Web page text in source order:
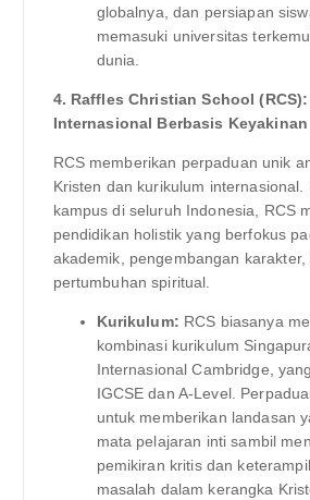
globalnya, dan persiapan
memasuki universitas
dunia.
4. Raffles Christian School
Internasional Berbasis Keyakinan
RCS memberikan perpaduan unik
Kristen dan kurikulum internasional.
kampus di seluruh Indonesia, RCS
pendidikan holistik yang berfokus
akademik, pengembangan karakter,
pertumbuhan spiritual.
Kurikulum: RCS biasanya
kombinasi kurikulum
Internasional Cambridge,
IGCSE dan A-Level.
untuk memberikan landasan
mata pelajaran inti sambil
pemikiran kritis dan
masalah dalam kerangka